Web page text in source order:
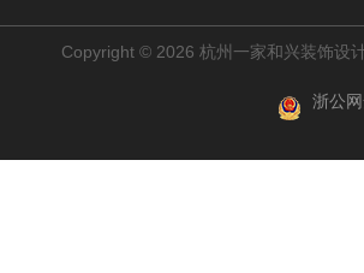
Copyright © 2026 杭州一家和兴装饰设
浙公